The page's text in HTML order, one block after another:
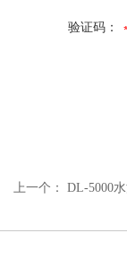
验证码：
上一个： DL-5000